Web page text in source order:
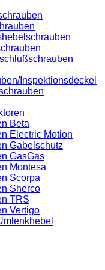
Inspektionsdeckel
Beta
Electric Motion
Gabelschutz
GasGas
Montesa
Scorpa
Sherco
TRS
Vertigo